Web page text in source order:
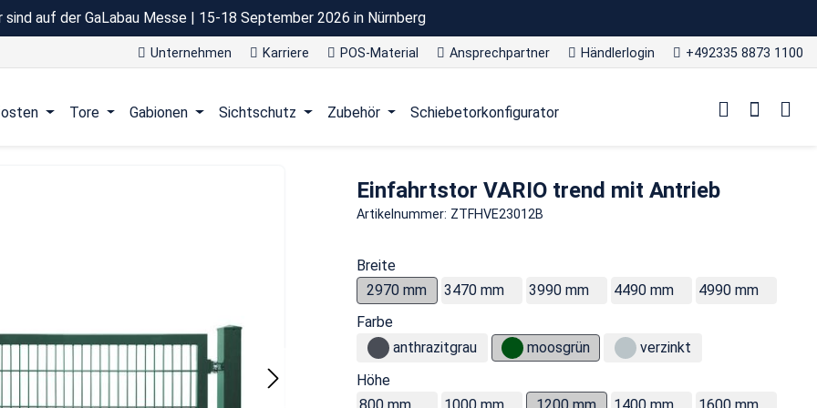
sind auf der GaLabau Messe | 15-18 September 2026 in Nürnberg
Unternehmen Karriere POS-Material Ansprechpartner Händlerlogin +492335 8873 1100
Tore Gabionen Sichtschutz Zubehör Schiebetorkonfigurator
Einfahrtstor VARIO trend mit Antrieb
Artikelnummer: ZTFHVE23012B
Breite
2970 mm
3470 mm 3990 mm 4490 mm
4990 mm
Farbe
anthrazitgrau
moosgrün
verzinkt
Höhe